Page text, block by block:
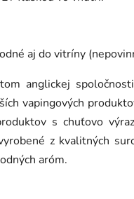
aj do vitríny
anglickej
vapingových
s chuťovo
z kvalitných
aróm.